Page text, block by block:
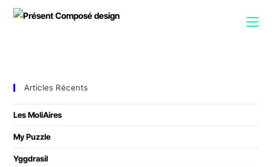
Articles Récents
Les MoliAires
My Puzzle
Yggdrasil